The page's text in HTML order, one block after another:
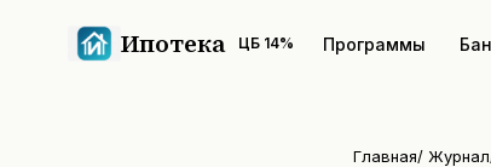
Ипотека ЦБ 14% Программы
Главная/ Журнал